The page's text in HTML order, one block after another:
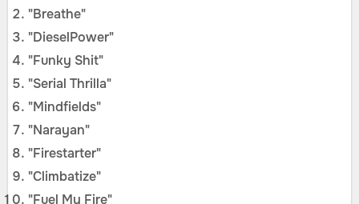
"Breathe"
"DieselPower"
"Funky Shit"
"Serial Thrilla"
"Mindfields"
"Narayan"
"Firestarter"
"Climbatize"
"Fuel My Fire"